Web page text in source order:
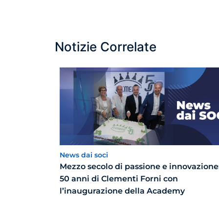
Notizie Correlate
News dai soci
Mezzo secolo di passione e
50 anni di Clementi Forni con
l’inaugurazione della Academy